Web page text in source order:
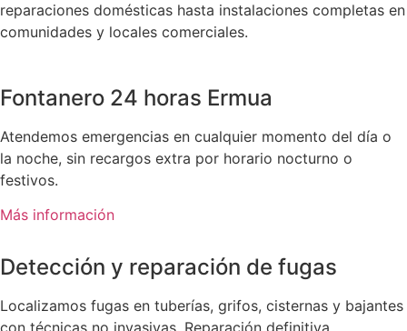
reparaciones domésticas hasta instalaciones completas en
comunidades y locales comerciales.
Fontanero 24 horas Ermua
Atendemos emergencias en cualquier momento del día o
la noche, sin recargos extra por horario nocturno o
festivos.
Más información
Detección y reparación de fugas
Localizamos fugas en tuberías, grifos, cisternas y bajantes